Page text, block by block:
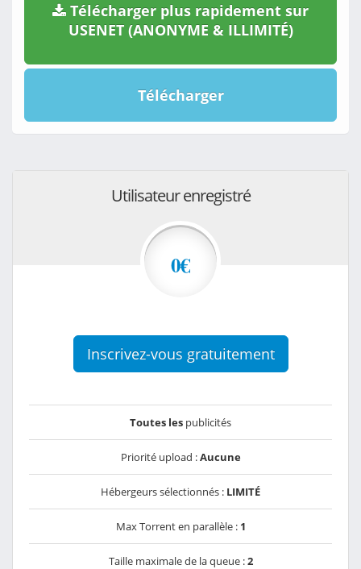
Télécharger plus rapidement sur
USENET (ANONYME & ILLIMITÉ)
Télécharger
Utilisateur enregistré
0€
Inscrivez-vous gratuitement
Toutes les publicités
Priorité upload :Aucune
Hébergeurs sélectionnés : LIMITÉ
Max Torrent en parallèle : 1
Taille maximale de la queue :2